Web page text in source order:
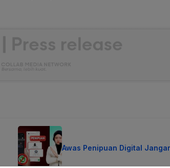
Awas Penipuan Digital